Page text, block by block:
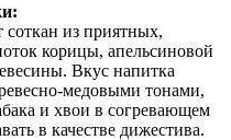
соткан из приятных,
корицы, апельсиновой
Вкус напитка
медовыми тонами,
и хвои в согревающем
в качестве дижестива.